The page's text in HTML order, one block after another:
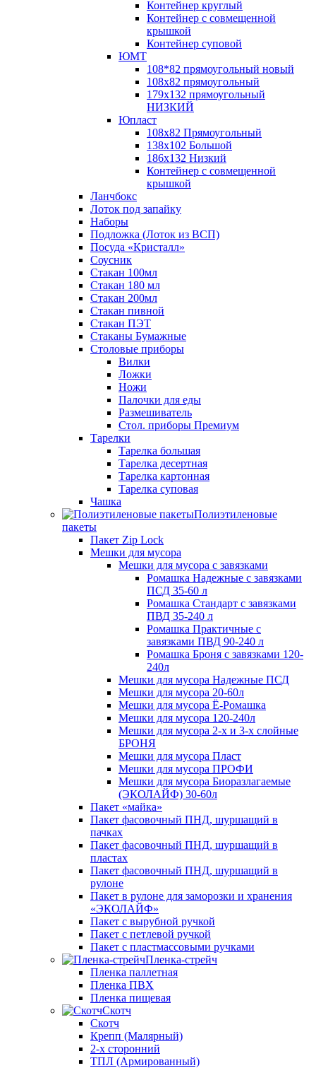
Контейнер круглый
Контейнер с совмещенной
крышкой
Контейнер суповой
ЮМТ
108*82 прямоугольный новый
108х82 прямоугольный
179х132 прямоугольный
НИЗКИЙ
Юпласт
108х82 Прямоугольный
138х102 Большой
186х132 Низкий
Контейнер с совмещенной
крышкой
Ланчбокс
Лоток под запайку
Наборы
Подложка (Лоток из ВСП)
Посуда «Кристалл»
Соусник
Стакан 100мл
Стакан 180 мл
Стакан 200мл
Стакан пивной
Стакан ПЭТ
Стаканы Бумажные
Столовые приборы
Вилки
Ложки
Ножи
Палочки для еды
Размешиватель
Стол. приборы Премиум
Тарелки
Тарелка большая
Тарелка десертная
Тарелка картонная
Тарелка суповая
Чашка
Полиэтиленовые
пакеты
Пакет Zip Lock
Мешки для мусора
Мешки для мусора с завязками
Ромашка Надежные с завязками
ПСД 35-60 л
Ромашка Стандарт с завязками
ПВД 35-240 л
Ромашка Практичные с
завязками ПВД 90-240 л
Ромашка Броня с завязками 120-
240л
Мешки для мусора Надежные ПСД
Мешки для мусора 20-60л
Мешки для мусора Ё-Ромашка
Мешки для мусора 120-240л
Мешки для мусора 2-х и 3-х слойные
БРОНЯ
Мешки для мусора Пласт
Мешки для мусора ПРОФИ
Мешки для мусора Биоразлагаемые
(ЭКОЛАЙФ) 30-60л
Пакет «майка»
Пакет фасовочный ПНД, шуршащий в
пачках
Пакет фасовочный ПНД, шуршащий в
пластах
Пакет фасовочный ПНД, шуршащий в
рулоне
Пакет в рулоне для заморозки и хранения
«ЭКОЛАЙФ»
Пакет с вырубной ручкой
Пакет с петлевой ручкой
Пакет с пластмассовыми ручками
Пленка-стрейч
Пленка паллетная
Пленка ПВХ
Пленка пищевая
Скотч
Скотч
Крепп (Малярный)
2-х сторонний
ТПЛ (Армированный)